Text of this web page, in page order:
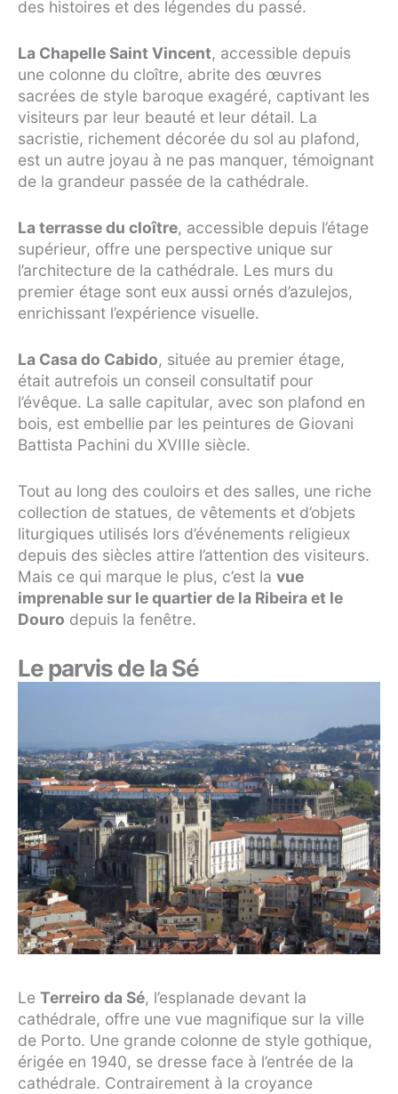
des histoires et des légendes du passé.
La Chapelle Saint Vincent, accessible depuis
une colonne du cloître, abrite des œuvres
sacrées de style baroque exagéré, captivant les
visiteurs par leur beauté et leur détail. La
sacristie, richement décorée du sol au plafond,
est un autre joyau à ne pas manquer, témoignant
de la grandeur passée de la cathédrale.
La terrasse du cloître, accessible depuis l’étage
supérieur, offre une perspective unique sur
l’architecture de la cathédrale. Les murs du
premier étage sont eux aussi ornés d’azulejos,
enrichissant l’expérience visuelle.
La Casa do Cabido, située au premier étage,
était autrefois un conseil consultatif pour
l’évêque. La salle capitular, avec son plafond en
bois, est embellie par les peintures de Giovani
Battista Pachini du XVIIIe siècle.
Tout au long des couloirs et des salles, une riche
collection de statues, de vêtements et d’objets
liturgiques utilisés lors d’événements religieux
depuis des siècles attire l’attention des visiteurs.
Mais ce qui marque le plus, c’est la vue
imprenable sur le quartier de la Ribeira et le
Douro depuis la fenêtre.
Le parvis de la Sé
Le Terreiro da Sé, l’esplanade devant la
cathédrale, offre une vue magnifique sur la ville
de Porto. Une grande colonne de style gothique,
érigée en 1940, se dresse face à l’entrée de la
cathédrale. Contrairement à la croyance